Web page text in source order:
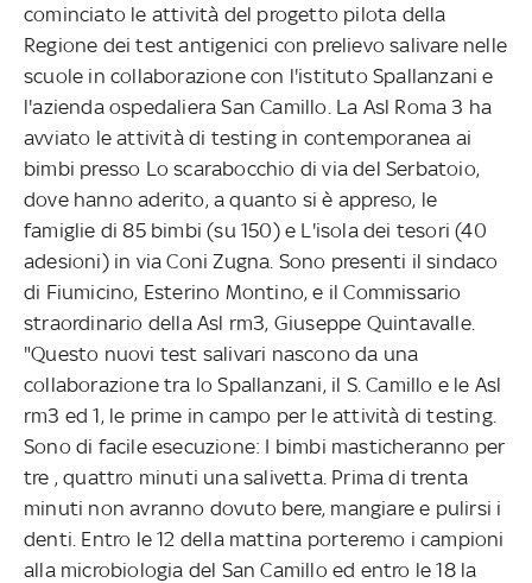
cominciato le attività del progetto pilota della
Regione dei test antigenici con prelievo salivare nelle
scuole in collaborazione con l'istituto Spallanzani e
l'azienda ospedaliera San Camillo. La Asl Roma 3 ha
avviato le attività di testing in contemporanea ai
bimbi presso Lo scarabocchio di via del Serbatoio,
dove hanno aderito, a quanto si è appreso, le
famiglie di 85 bimbi (su 150) e L'isola dei tesori (40
adesioni) in via Coni Zugna. Sono presenti il sindaco
di Fiumicino, Esterino Montino, e il Commissario
straordinario della Asl rm3, Giuseppe Quintavalle.
"Questo nuovi test salivari nascono da una
collaborazione tra lo Spallanzani, il S. Camillo e le Asl
rm3 ed 1, le prime in campo per le attività di testing.
Sono di facile esecuzione: I bimbi masticheranno per
tre , quattro minuti una salivetta. Prima di trenta
minuti non avranno dovuto bere, mangiare e pulirsi i
denti. Entro le 12 della mattina porteremo i campioni
alla microbiologia del San Camillo ed entro le 18 la